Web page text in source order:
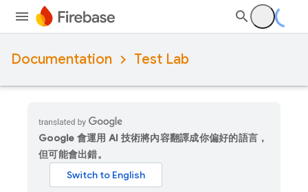
Documentation Test Lab
Google 會運用 AI 技術將內容翻譯成你偏好的語言，
但可能會出錯。